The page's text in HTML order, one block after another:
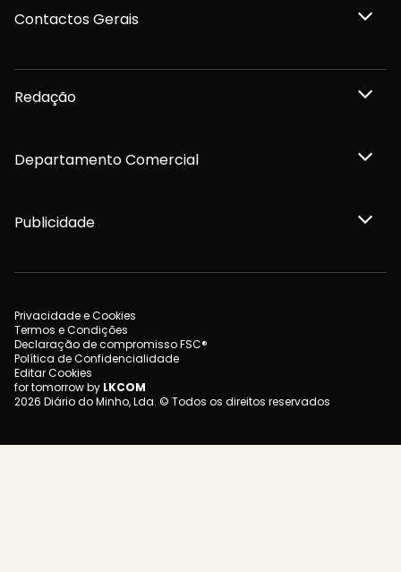
Contactos Gerais
Redação
Departamento Comercial
Publicidade
Privacidade e Cookies
Termos e Condições
Declaração de compromisso FSC®
Política de Confidencialidade
Editar Cookies
for tomorrow by LKCOM
2026 Diário do Minho, Lda. © Todos os direitos reservados